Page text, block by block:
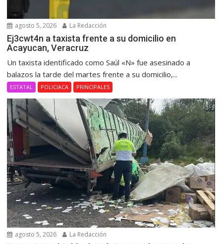
agosto 5, 2026 La Redacción
Ej3cwt4n a taxista frente a su domicilio en
Acayucan, Veracruz
Un taxista identificado como Saúl «N» fue asesinado a
balazos la tarde del martes frente a su domicilio,...
ESTATAL POLICIACA PRINCIPALES
agosto 5, 2026 La Redacción